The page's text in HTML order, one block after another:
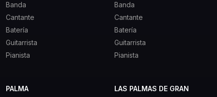
Banda
Cantante
Batería
Guitarrista
Pianista
Banda
Cantante
Batería
Guitarrista
Pianista
PALMA
LAS PALMAS DE GRAN